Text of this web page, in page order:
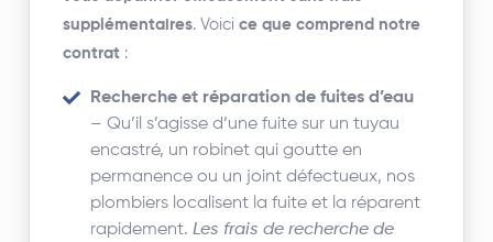
supplémentaires. Voicice que comprend notre
contrat :
Recherche et réparation de fuites d’eau
– Qu’il s’agisse d’une fuite sur un tuyau
encastré, un robinet qui goutte en
permanence ou un joint défectueux, nos
plombiers localisent la fuite et la réparent
rapidement.Les frais de recherche de